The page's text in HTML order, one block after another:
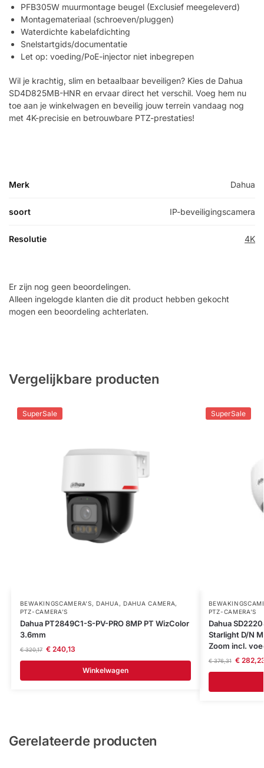
PFB305W muurmontage beugel (Exclusief meegeleverd)
Montagemateriaal (schroeven/pluggen)
Waterdichte kabelafdichting
Snelstartgids/documentatie
Let op: voeding/PoE-injector niet inbegrepen
Wil je krachtig, slim en betaalbaar beveiligen? Kies de Dahua
SD4D825MB-HNR en ervaar direct het verschil. Voeg hem nu
toe aan je winkelwagen en beveilig jouw terrein vandaag nog
met 4K-precisie en betrouwbare PTZ-prestaties!
Merk Dahua
soort IP-beveiligingscamera
Resolutie 4K
Er zijn nog geen beoordelingen.
Alleen ingelogde klanten die dit product hebben gekocht
mogen een beoordeling achterlaten.
Vergelijkbare producten
SuperSale
BEWAKINGSCAMERA'S,DAHUA , DAHUA CAMERA,
PTZ-CAMERA’S
Dahua PT2849C1-S-PV-PRO 8MP PT WizColor
3.6mm
€320,17 €240,13
Winkelwagen
SuperSale
PTZ-CAMERA’S
Dahua
Starlight D/N
Zoom incl.
€376,31 €
Gerelateerde producten